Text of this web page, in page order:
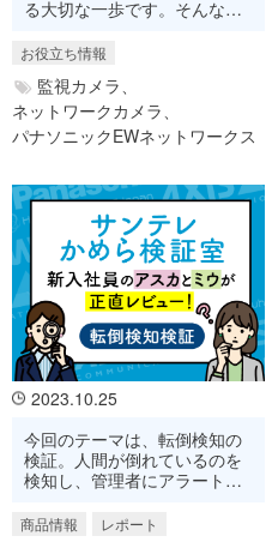
る大切な一歩です。そんな監
ついて、そのポイントをわか
お役立ち情報
監視カメラ、
ネットワークカメラ、
パナソニックEWネットワークス
2023.10.25
今回のテーマは、転倒検知の
検証。人間が倒れているのを
検知し、管理者にアラートを
デモしてみた！
商品情報 レポート